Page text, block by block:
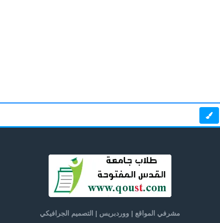
مشرفي المواقع | ووردبريس | التصميم الجرافيكي